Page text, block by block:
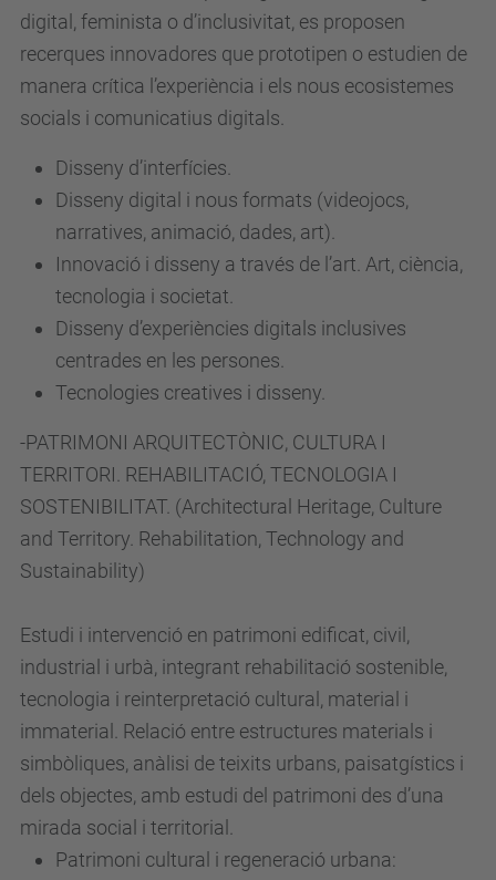
digital, feminista o d’inclusivitat, es proposen
recerques innovadores que prototipen o estudien de
manera crítica l’experiència i els nous ecosistemes
socials i comunicatius digitals.
Disseny d’interfícies.
Disseny digital i nous formats (videojocs,
narratives, animació, dades, art).
Innovació i disseny a través de l’art. Art, ciència,
tecnologia i societat.
Disseny d’experiències digitals inclusives
centrades en les persones.
Tecnologies creatives i disseny.
-PATRIMONI ARQUITECTÒNIC, CULTURA I
TERRITORI. REHABILITACIÓ, TECNOLOGIA I
SOSTENIBILITAT. (Architectural Heritage, Culture
and Territory. Rehabilitation, Technology and
Sustainability)
Estudi i intervenció en patrimoni edificat, civil,
industrial i urbà, integrant rehabilitació sostenible,
tecnologia i reinterpretació cultural, material i
immaterial. Relació entre estructures materials i
simbòliques, anàlisi de teixits urbans, paisatgístics i
dels objectes, amb estudi del patrimoni des d’una
mirada social i territorial.
Patrimoni cultural i regeneració urbana: